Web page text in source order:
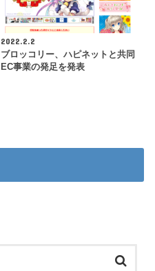
2022.2.2
ブロッコリー、ハピネットと共同
EC事業の発足を発表